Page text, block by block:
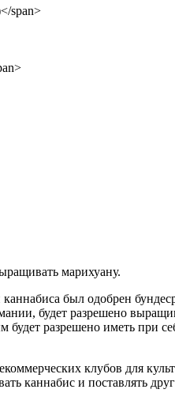
марихуану.
был одобрен
будет разрешено
разрешено иметь при
клубов для
каннабис и поставлять